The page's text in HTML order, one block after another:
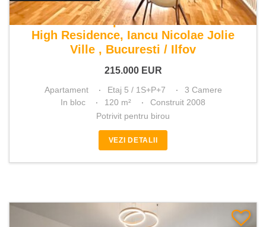
De vanzare apartament 3 camere
High Residence, Iancu Nicolae Jolie
Ville , Bucuresti / Ilfov
215.000 EUR
Apartament Etaj 5 / 1S+P+7
3 Camere
In bloc
120 m²
Construit 2008
Potrivit pentru birou
VEZI DETALII